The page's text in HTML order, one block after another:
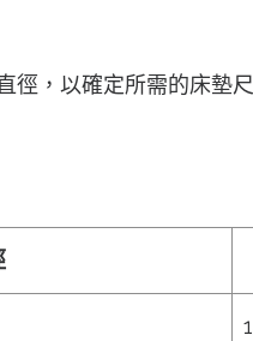
徑，以確定所需的床墊尺